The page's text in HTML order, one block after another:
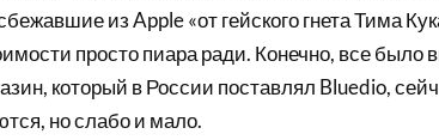
из Apple «от гейского гнета Тима
просто пиара ради. Конечно, все было
который в России поставлял Bluedio,
но слабо и мало.